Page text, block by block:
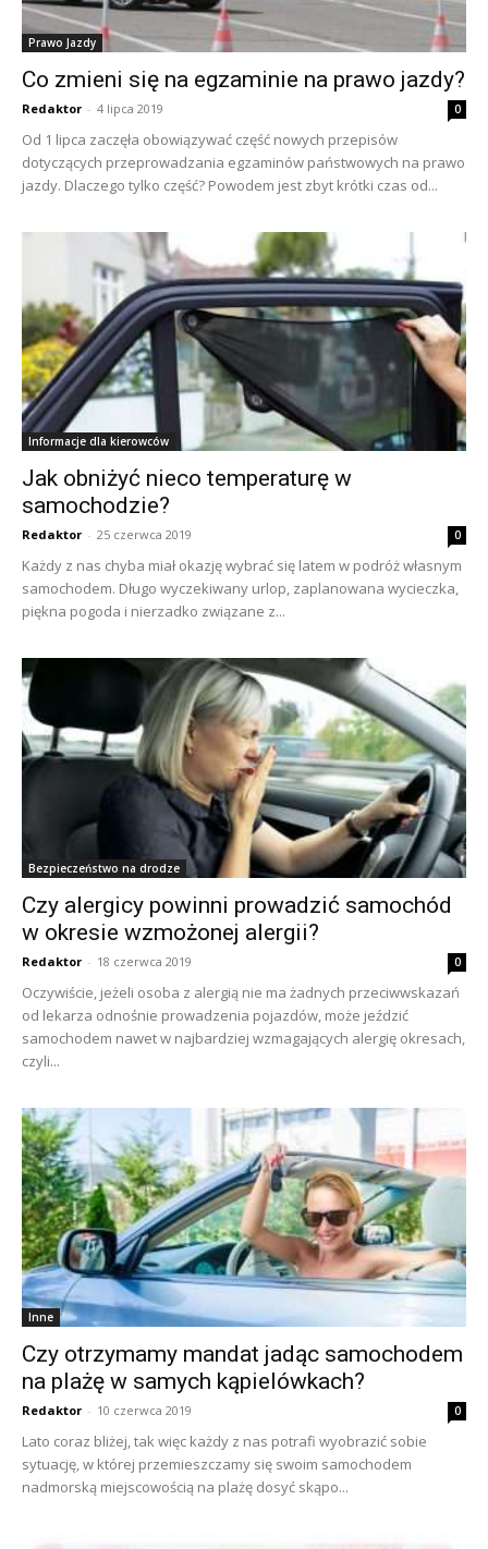
Prawo Jazdy
Co zmieni się na egzaminie na prawo jazdy?
Redaktor - 4 lipca 2019 0
Od 1 lipca zaczęła obowiązywać część nowych przepisów
dotyczących przeprowadzania egzaminów państwowych na prawo
jazdy. Dlaczego tylko część? Powodem jest zbyt krótki czas od...
Informacje dla kierowców
Jak obniżyć nieco temperaturę w
samochodzie?
Redaktor - 25 czerwca 2019 0
Każdy z nas chyba miał okazję wybrać się latem w podróż własnym
samochodem. Długo wyczekiwany urlop, zaplanowana wycieczka,
piękna pogoda i nierzadko związane z...
Bezpieczeństwo na drodze
Czy alergicy powinni prowadzić samochód
w okresie wzmożonej alergii?
Redaktor - 18 czerwca 2019 0
Oczywiście, jeżeli osoba z alergią nie ma żadnych przeciwwskazań
od lekarza odnośnie prowadzenia pojazdów, może jeździć
samochodem nawet w najbardziej wzmagających alergię okresach,
czyli...
Inne
Czy otrzymamy mandat jadąc samochodem
na plażę w samych kąpielówkach?
Redaktor - 10 czerwca 2019 0
Lato coraz bliżej, tak więc każdy z nas potrafi wyobrazić sobie
sytuację, w której przemieszczamy się swoim samochodem
nadmorską miejscowością na plażę dosyć skąpo...